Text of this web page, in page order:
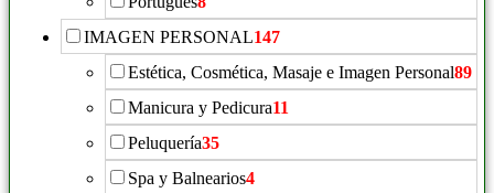
IMAGEN PERSONAL147
Estética, Cosmética, Masaje e Imagen Personal89
Manicura y Pedicura11
Peluquería35
Spa y Balnearios4